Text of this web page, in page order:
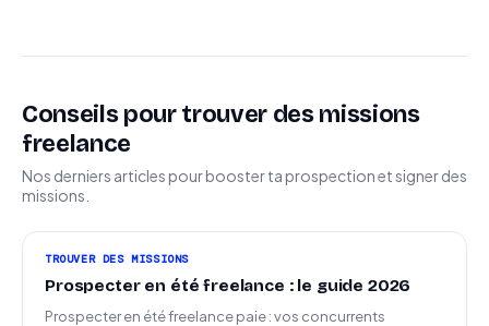
Conseils pour trouver des missions
freelance
Nos derniers articles pour booster ta prospection et signer des
missions.
TROUVER DES MISSIONS
Prospecter en été freelance : le guide 2026
Prospecter en été freelance paie : vos concurrents